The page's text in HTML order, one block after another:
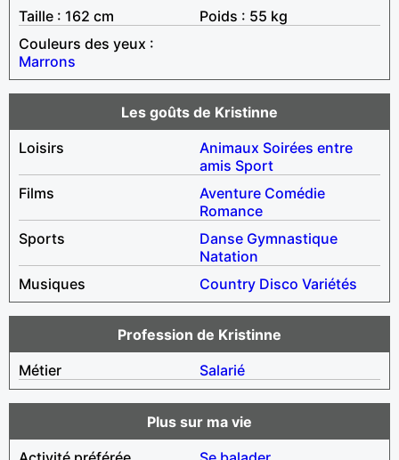
Taille : 162 cm
Poids : 55 kg
Couleurs des yeux :
Marrons
Les goûts de Kristinne
Loisirs
Animaux Soirées entre
amis Sport
Films
Aventure Comédie
Romance
Sports
Danse Gymnastique
Natation
Musiques
Country Disco Variétés
Profession de Kristinne
Métier
Salarié
Plus sur ma vie